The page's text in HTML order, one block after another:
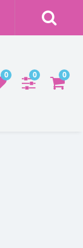
0 0 0